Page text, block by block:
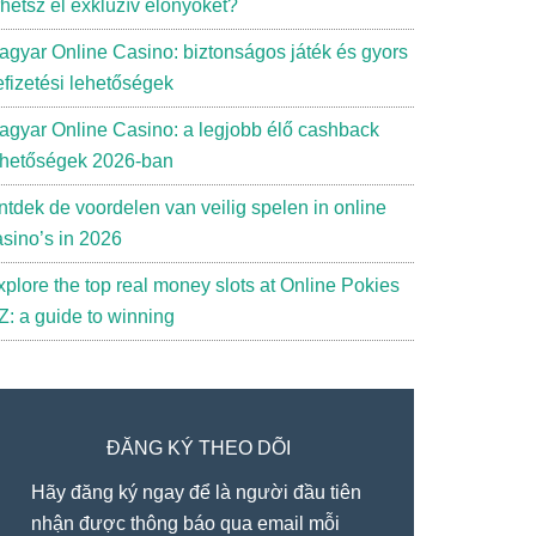
el exkluzív előnyöket?
Online Casino: biztonságos játék és gyors
lehetőségek
Online Casino: a legjobb élő cashback
2026-ban
de voordelen van veilig spelen in online
in 2026
the top real money slots at Online Pokies
a guide to winning
ĐĂNG KÝ THEO DÕI
Hãy đăng ký ngay để là người đầu tiên
nhận được thông báo qua email mỗi